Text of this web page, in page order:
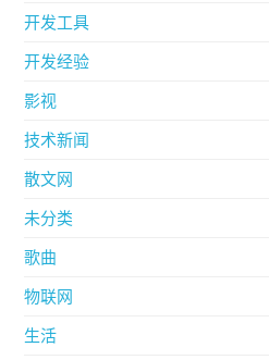
开发工具
开发经验
影视
技术新闻
散文网
未分类
歌曲
物联网
生活